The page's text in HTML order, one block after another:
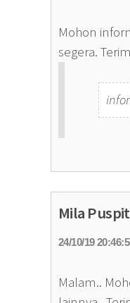
Mohon
segera.
Mila
24/10/19
Malam..